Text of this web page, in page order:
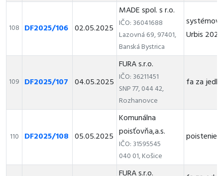
108 DF2025/106 02.05.2025
MADE spol. s r.o.
IČO: 36041688
Lazovná 69, 97401,
Banská Bystrica
Urbis
109 DF2025/107 04.05.2025
FURA s.r.o.
IČO: 36211451
SNP 77, 044 42,
Rozhanovce
fa za
110 DF2025/108 05.05.2025
Komunálna
poisťovňa,a.s.
IČO: 31595545
040 01, Košice
poistenie